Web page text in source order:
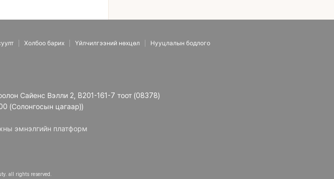
Холбоо барих Үйлчилгээний нөхцөл Нууцлалын бодлого
Сайенс Вэлли 2, B201-161-7 тоот (08378)
(Солонгосын цагаар))
эмнэлгийн платформ
all rights reserved.